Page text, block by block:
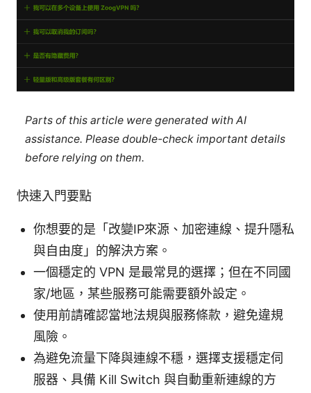
Parts of this article were generated with AI
assistance. Please double-check important details
before relying on them.
快速入門要點
你想要的是「改變IP來源、加密連線、提升隱私
與自由度」的解決方案。
一個穩定的 VPN 是最常見的選擇；但在不同國
家/地區，某些服務可能需要額外設定。
使用前請確認當地法規與服務條款，避免違規
風險。
為避免流量下降與連線不穩，選擇支援穩定伺
服器、具備 Kill Switch 與自動重新連線的方